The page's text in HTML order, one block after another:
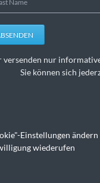
versenden nur
Sie können sich
Einstellungen ändern
wiederufen